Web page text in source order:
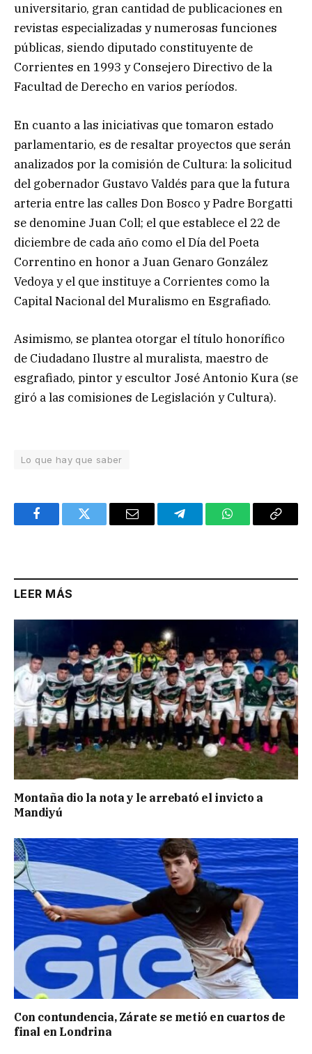
universitario, gran cantidad de publicaciones en
revistas especializadas y numerosas funciones
públicas, siendo diputado constituyente de
Corrientes en 1993 y Consejero Directivo de la
Facultad de Derecho en varios períodos.
En cuanto a las iniciativas que tomaron estado
parlamentario, es de resaltar proyectos que serán
analizados por la comisión de Cultura: la solicitud
del gobernador Gustavo Valdés para que la futura
arteria entre las calles Don Bosco y Padre Borgatti
se denomine Juan Coll; el que establece el 22 de
diciembre de cada año como el Día del Poeta
Correntino en honor a Juan Genaro González
Vedoya y el que instituye a Corrientes como la
Capital Nacional del Muralismo en Esgrafiado.
Asimismo, se plantea otorgar el título honorífico
de Ciudadano Ilustre al muralista, maestro de
esgrafiado, pintor y escultor José Antonio Kura (se
giró a las comisiones de Legislación y Cultura).
Lo que hay que saber
FacebookTwitter Email TelegramWhatsAppCopy
LEER MÁS
Montaña dio la nota y le arrebató el invicto a
Mandiyú
Con contundencia, Zárate se metió en cuartos de
final en Londrina